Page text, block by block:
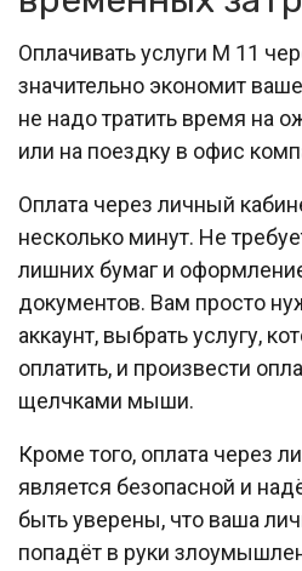
Оплачивать услуги М 11
значительно экономит
не надо тратить время на
или на поездку в офис
Оплата через личный
несколько минут. Не
лишних бумаг и
документов. Вам просто
аккаунт, выбрать услугу,
оплатить, и произвести
щелчками мыши.
Кроме того, оплата через
является безопасной и
быть уверены, что ваша
попадёт в руки